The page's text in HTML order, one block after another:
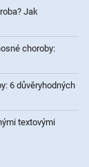
Jak
choroby:
6 důvěryhodných
textovými